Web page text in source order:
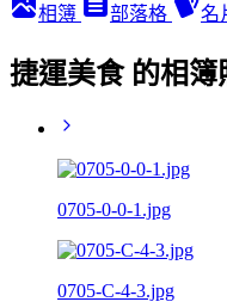
相簿 部落格 名
捷運美食 的相簿
0705-0-0-1.jpg
0705-C-4-3.jpg